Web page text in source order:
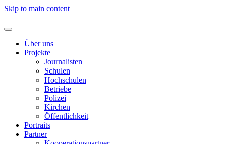
Skip to main content
Über uns
Projekte
Journalisten
Schulen
Hochschulen
Betriebe
Polizei
Kirchen
Öffentlichkeit
Portraits
Partner